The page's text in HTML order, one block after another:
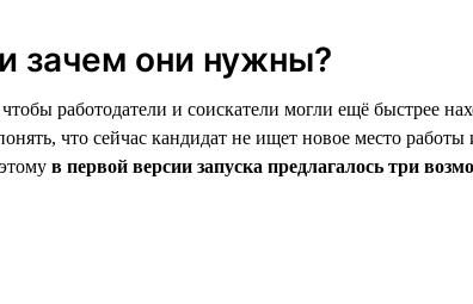
зачем они нужны?
работодатели и соискатели могли ещё быстрее
что сейчас кандидат не ищет новое место
в первой версии запуска предлагалось три